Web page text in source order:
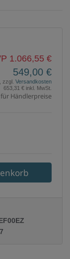
1.066,55 €
549,00 €
zzgl. Versandkosten
653,31 € inkl. MwSt.
Händlerpreise